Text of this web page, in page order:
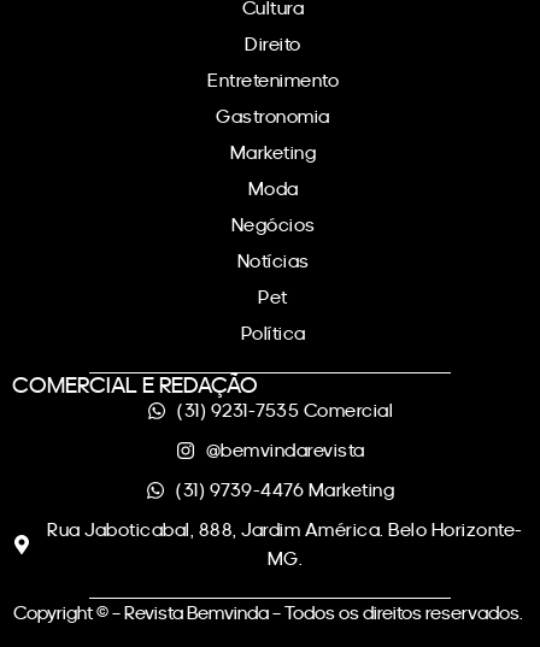
Cultura
Direito
Entretenimento
Gastronomia
Marketing
Moda
Negócios
Notícias
Pet
Política
COMERCIAL E REDAÇÃO
(31) 9231-7535 Comercial
@bemvindarevista
(31) 9739-4476 Marketing
Rua Jaboticabal, 888, Jardim América. Belo Horizonte-
MG.
Copyright © – Revista Bemvinda – Todos os direitos reservados.